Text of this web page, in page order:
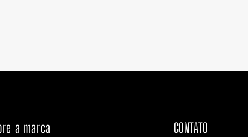
a marca CONTATO